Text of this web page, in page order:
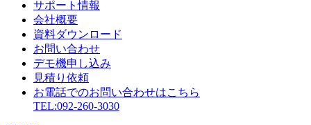
サポート情報
会社概要
資料ダウンロード
お問い合わせ
デモ機申し込み
見積り依頼
お電話でのお問い合わせはこちら
TEL:092-260-3030